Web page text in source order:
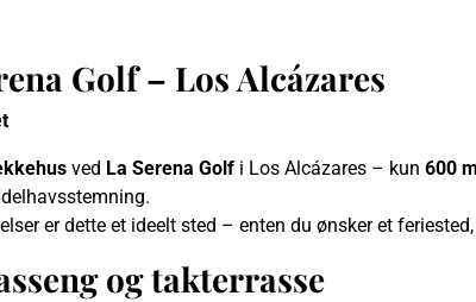
Golf – Los Alcázares
ved La Serena Golf i Los Alcázares – kun 600
er dette et ideelt sted – enten du ønsker et
og takterrasse